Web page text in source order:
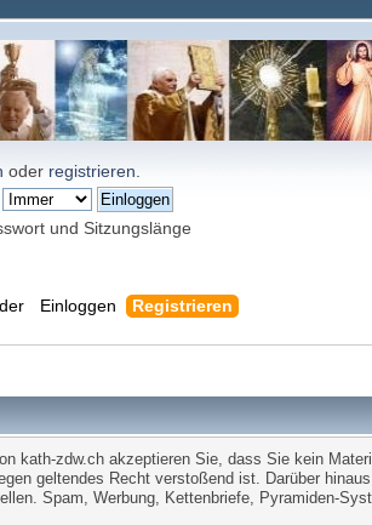
oder registrieren
und Sitzungslänge
Einloggen Registrieren
kath-zdw.ch akzeptieren Sie, dass Sie kein
geltendes Recht verstoßend ist. Darüber
Spam, Werbung, Kettenbriefe, Pyramiden-